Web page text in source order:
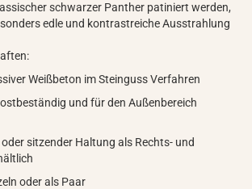
schwarzer Panther patiniert werden,
edle und kontrastreiche Ausstrahlung
Weißbeton im Steinguss Verfahren
und für den Außenbereich
sitzender Haltung als Rechts- und
oder als Paar